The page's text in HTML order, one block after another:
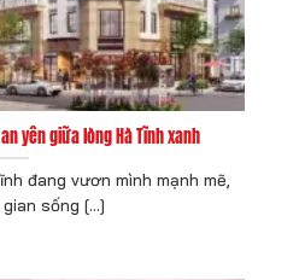
yên giữa lòng Hà Tĩnh xanh
đang vươn mình mạnh mẽ,
sống [...]